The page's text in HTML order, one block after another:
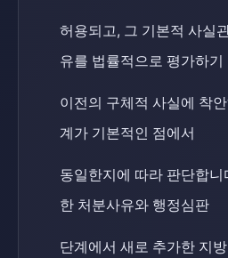
허용되고, 그 기본적 사실
유를 법률적으로 평가하기
이전의 구체적 사실에 착
계가 기본적인 점에서
동일한지에 따라 판단합
한 처분사유와 행정심판
단계에서 새로 추가한 지